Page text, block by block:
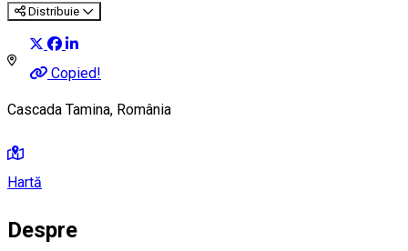
Distribuie
Copied!
Cascada Tamina, România
Hartă
Despre